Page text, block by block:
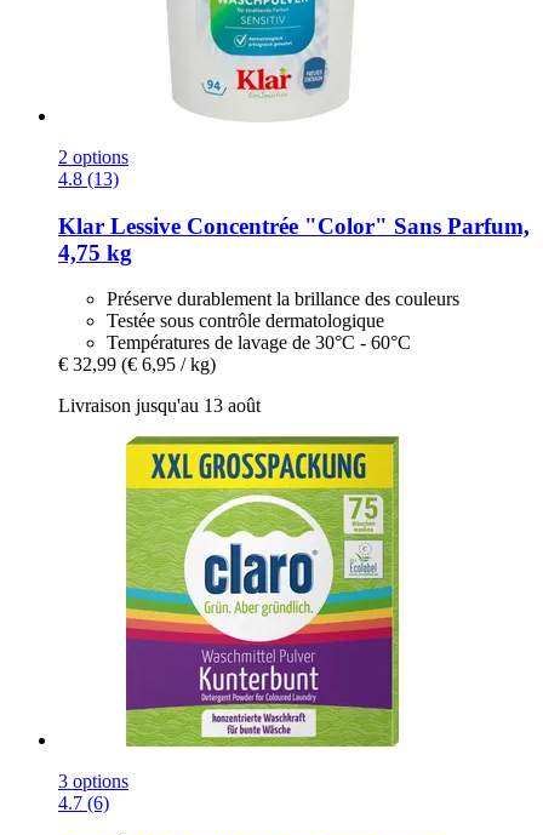
2 options
4.8 (13)
Klar Lessive Concentrée "Color" Sans Parfum,
4,75 kg
Préserve durablement la brillance des couleurs
Testée sous contrôle dermatologique
Températures de lavage de 30°C - 60°C
€ 32,99 (€ 6,95 / kg)
Livraison jusqu'au 13 août
3 options
4.7 (6)